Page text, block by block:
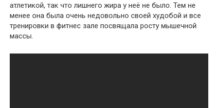
атлетикой, так что лишнего жира у неё не было. Тем не
менее она была очень недовольно своей худобой и все
тренировки в фитнес зале посвящала росту мышечной
массы.